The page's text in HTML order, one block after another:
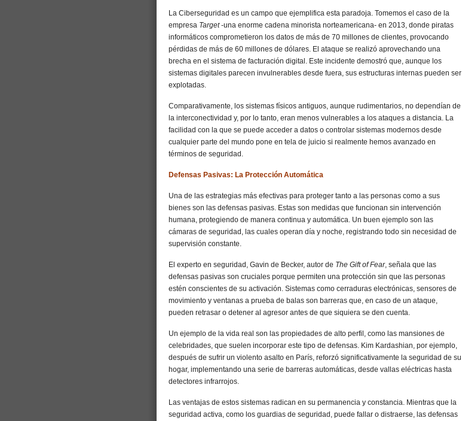
La Ciberseguridad es un campo que ejemplifica esta paradoja. Tomemos el caso de la
empresa Target-una enorme cadena minorista norteamericana- en 2013, donde piratas
informáticos comprometieron los datos de más de 70 millones de clientes, provocando
pérdidas de más de 60 millones de dólares. El ataque se realizó aprovechando una
brecha en el sistema de facturación digital. Este incidente demostró que, aunque los
sistemas digitales parecen invulnerables desde fuera, sus estructuras internas pueden ser
explotadas.
Comparativamente, los sistemas físicos antiguos, aunque rudimentarios, no dependían de
la interconectividad y, por lo tanto, eran menos vulnerables a los ataques a distancia. La
facilidad con la que se puede acceder a datos o controlar sistemas modernos desde
cualquier parte del mundo pone en tela de juicio si realmente hemos avanzado en
términos de seguridad.
Defensas Pasivas: La Protección Automática
Una de las estrategias más efectivas para proteger tanto a las personas como a sus
bienes son las defensas pasivas. Estas son medidas que funcionan sin intervención
humana, protegiendo de manera continua y automática. Un buen ejemplo son las
cámaras de seguridad, las cuales operan día y noche, registrando todo sin necesidad de
supervisión constante.
El experto en seguridad, Gavin de Becker, autor de The Gift of Fear, señala que las
defensas pasivas son cruciales porque permiten una protección sin que las personas
estén conscientes de su activación. Sistemas como cerraduras electrónicas, sensores de
movimiento y ventanas a prueba de balas son barreras que, en caso de un ataque,
pueden retrasar o detener al agresor antes de que siquiera se den cuenta.
Un ejemplo de la vida real son las propiedades de alto perfil, como las mansiones de
celebridades, que suelen incorporar este tipo de defensas. Kim Kardashian, por ejemplo,
después de sufrir un violento asalto en París, reforzó significativamente la seguridad de su
hogar, implementando una serie de barreras automáticas, desde vallas eléctricas hasta
detectores infrarrojos.
Las ventajas de estos sistemas radican en su permanencia y constancia. Mientras que la
seguridad activa, como los guardias de seguridad, puede fallar o distraerse, las defensas